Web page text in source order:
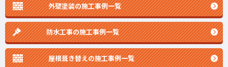
外壁塗装の施工事例一覧
防水工事の施工事例一覧
屋根葺き替えの施工事例一覧